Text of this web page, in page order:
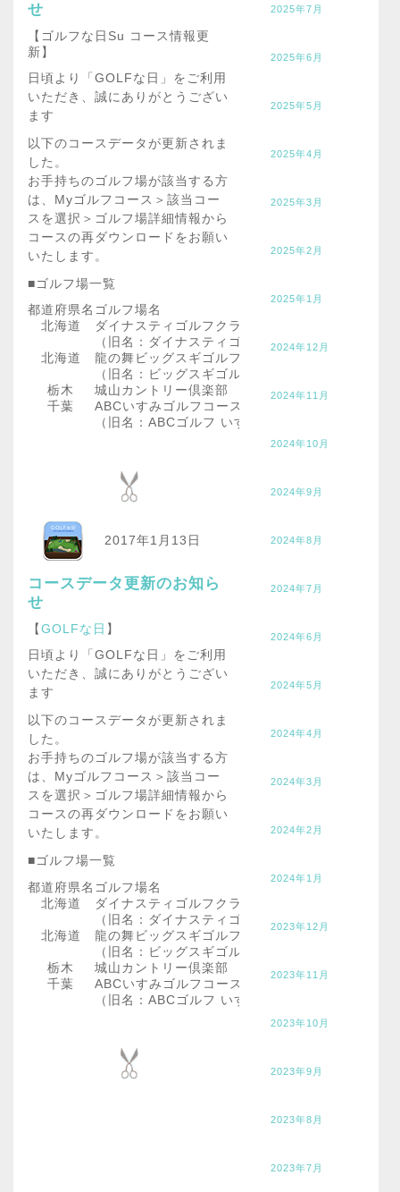
せ
【ゴルフな日Su コース情報更
新】
日頃より「GOLFな日」をご利用
いただき、誠にありがとうござい
ます
以下のコースデータが更新されま
した。
お手持ちのゴルフ場が該当する方
は、Myゴルフコース＞該当コー
スを選択＞ゴルフ場詳細情報から
コースの再ダウンロードをお願い
いたします。
■ゴルフ場一覧
都道府県名 ゴルフ場名
北海道
ダイナスティゴルフクラブ北広島
（旧名：ダイナスティゴルフクラブ)
北海道
龍の舞ビッグスギゴルフ倶楽部
（旧名：ビッグスギゴルフ倶楽部)
栃木
城山カントリー倶楽部
千葉
ABCいすみゴルフコース
（旧名：ABCゴルフ いすみコース)
2017年1月13日
コースデータ更新のお知ら
せ
【GOLFな日 】
日頃より「GOLFな日」をご利用
いただき、誠にありがとうござい
ます
以下のコースデータが更新されま
した。
お手持ちのゴルフ場が該当する方
は、Myゴルフコース＞該当コー
スを選択＞ゴルフ場詳細情報から
コースの再ダウンロードをお願い
いたします。
■ゴルフ場一覧
都道府県名 ゴルフ場名
北海道
ダイナスティゴルフクラブ北広島
（旧名：ダイナスティゴルフクラブ)
北海道
龍の舞ビッグスギゴルフ倶楽部
（旧名：ビッグスギゴルフ倶楽部)
栃木
城山カントリー倶楽部
千葉
ABCいすみゴルフコース
（旧名：ABCゴルフ いすみコース)
2025年7月
2025年6月
2025年5月
2025年4月
2025年3月
2025年2月
2025年1月
2024年12月
2024年11月
2024年10月
2024年9月
2024年8月
2024年7月
2024年6月
2024年5月
2024年4月
2024年3月
2024年2月
2024年1月
2023年12月
2023年11月
2023年10月
2023年9月
2023年8月
2023年7月